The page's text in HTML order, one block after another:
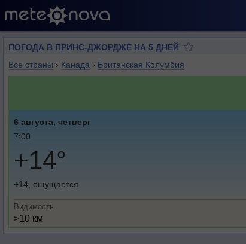
ПОГОДА В ПРИНС-ДЖОРДЖЕ НА 5 ДНЕЙ
Все страны › Канада › Британская Колумбия
6 августа, четверг
7:00
+14°
+14, ощущается
Видимость
>10 км